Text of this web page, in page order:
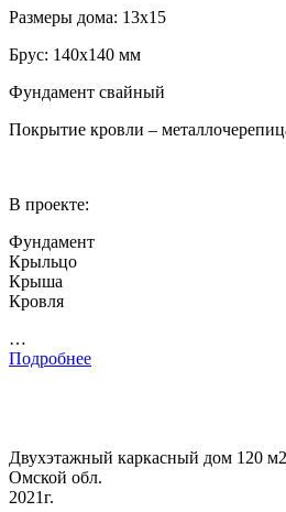
Размеры дома: 13х15
Брус: 140х140 мм
Фундамент свайный
Покрытие кровли –
В проекте:
Фундамент
Крыльцо
Крыша
Кровля
…
Подробнее
Двухэтажный каркасный дом 120
Омской обл.
2021г.